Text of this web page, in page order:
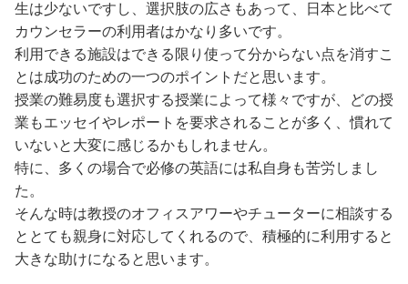
生は少ないですし、選択肢の広さもあって、日本と比べて
カウンセラーの利用者はかなり多いです。
利用できる施設はできる限り使って分からない点を消すこ
とは成功のための一つのポイントだと思います。
授業の難易度も選択する授業によって様々ですが、どの授
業もエッセイやレポートを要求されることが多く、慣れて
いないと大変に感じるかもしれません。
特に、多くの場合で必修の英語には私自身も苦労しまし
た。
そんな時は教授のオフィスアワーやチューターに相談する
ととても親身に対応してくれるので、積極的に利用すると
大きな助けになると思います。